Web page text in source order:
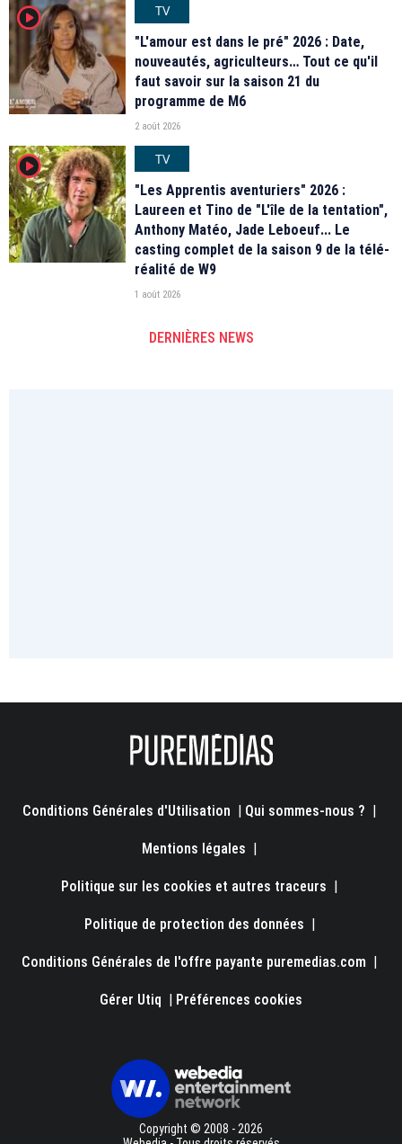
player2
TV
"L'amour est dans le pré" 2026 : Date,
nouveautés, agriculteurs… Tout ce qu'il
faut savoir sur la saison 21 du
programme de M6
2 août 2026
player2
TV
"Les Apprentis aventuriers" 2026 :
Laureen et Tino de "L'île de la tentation",
Anthony Matéo, Jade Leboeuf... Le
casting complet de la saison 9 de la télé-
réalité de W9
1 août 2026
DERNIÈRES NEWS
Conditions Générales d'Utilisation | Qui sommes-nous ? |
Mentions légales |
Politique sur les cookies et autres traceurs |
Politique de protection des données |
Conditions Générales de l'offre payante puremedias.com |
Gérer Utiq | Préférences cookies
Copyright © 2008 - 2026